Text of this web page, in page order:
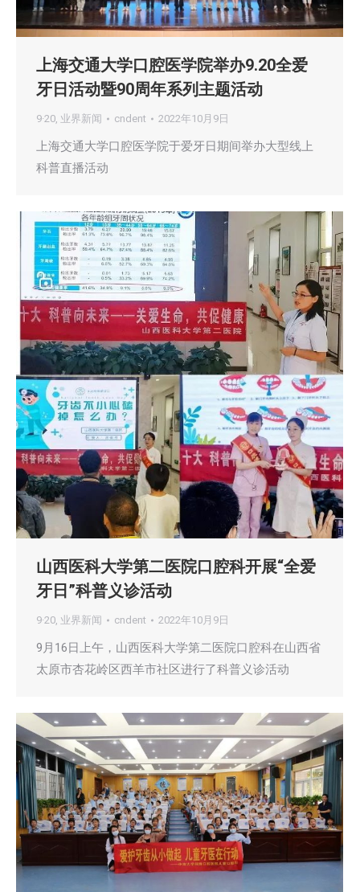
上海交通大学口腔医学院举办9.20全爱
牙日活动暨90周年系列主题活动
9·20, 业界新闻 cndent 2022年10月9日
上海交通大学口腔医学院于爱牙日期间举办大型线上
科普直播活动
山西医科大学第二医院口腔科开展“全爱
牙日”科普义诊活动
9·20, 业界新闻 cndent 2022年10月9日
9月16日上午，山西医科大学第二医院口腔科在山西省
太原市杏花岭区西羊市社区进行了科普义诊活动